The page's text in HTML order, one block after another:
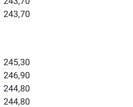
243,70
245,30
246,90
244,80
244,80